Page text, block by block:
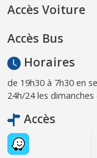
Accès Voiture
Accès Bus
Horaires
de 19h30 à 7h30 en
24h/24 les
Accès